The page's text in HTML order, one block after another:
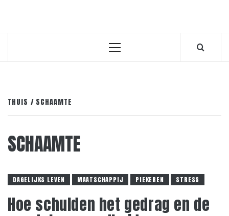
Primair
THUIS SCHAAMTE
SCHAAMTE
DAGELIJKS LEVEN MAATSCHAPPIJ PIEKEREN STRESS
Hoe schulden het gedrag en de